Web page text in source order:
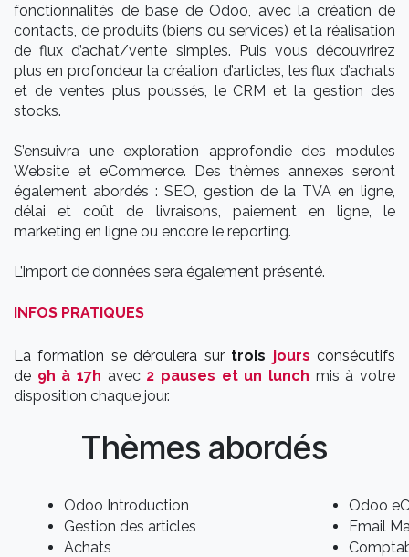
fonctionnalités de base de Odoo, avec la création de
contacts, de produits (biens ou services) et la réalisation
de flux d’achat/vente simples. Puis vous découvrirez
plus en profondeur la création d’articles, les flux d’achats
et de ventes plus poussés, le CRM et la gestion des
stocks.
S’ensuivra une exploration approfondie des modules
Website et eCommerce. Des thèmes annexes seront
également abordés : SEO, gestion de la TVA en ligne,
délai et coût de livraisons, paiement en ligne, le
marketing en ligne ou encore le reporting.
L’import de données sera également présenté.
INFOS PRATIQUES
La formation se déroulera sur trois jours consécutifs
de 9h à 17h avec 2 pauses et un lunch mis à votre
disposition chaque jour.
Thèmes abordés
Odoo Introduction
Gestion des articles
Achats
Odoo
Email